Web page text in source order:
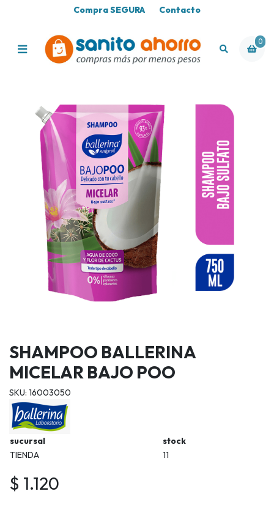
Compra SEGURA Contacto
0
SHAMPOO BALLERINA
MICELAR BAJO POO
SKU: 16003050
sucursal
stock
TIENDA
11
$ 1.120